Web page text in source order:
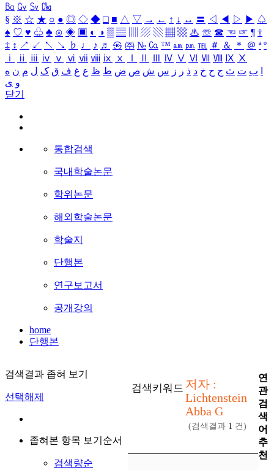
㏃ ㏉ ㏜ ㏆
§ ※ ☆ ★ ○ ● ◎ ◇ ◆ □ ■ △ ▽ → ← ↑ ↓ ↔ 〓 ◁ ◀ ▷ ▶ ♤
♠ ♡ ♥ ♧ ♣ ⊙ ◈ ▣ ◐ ◑ ▒ ▤ ▨ ▧ ▦ ▩ ♨ ☏ ☎ ☜ ☞ ¶ †
‡ ↕ ↗ ↙ ↖ ↘ ♭ ♩ ♪ ♬ ㉿ ㈜ № ㏇ ™ ㏂ ㏘ ℡ ＃ ＆ ＊ ＠ ª º
ⅰ
ⅱ ⅲ ⅳ ⅴ ⅵ ⅶ ⅷ ⅸ ⅹ Ⅳ Ⅴ Ⅵ Ⅶ Ⅷ Ⅸ Ⅹ
ب ت ث ج ح خ د ذ ر ز س ش ص ض ط ظ ع غ ف ق ک ل م ن ه
و ی
닫기
통합검색
국내학술논문
학위논문
해외학술논문
학술지
단행본
연구보고서
공개강의
home
단행본
검색결과 좁혀 보기
선택해제
좁혀본 항목 보기순서
검색량순
검색키워드 저자 :
Lichtenstein
Abba G
(검색결과 1 건)
연
관
검
색
어
추
천